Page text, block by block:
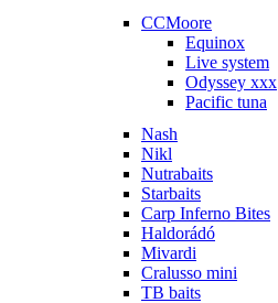
CCMoore
Equinox
Live system
Odyssey xxx
Pacific tuna
Nash
Nikl
Nutrabaits
Starbaits
Carp Inferno Bites
Haldorádó
Mivardi
Cralusso mini
TB baits